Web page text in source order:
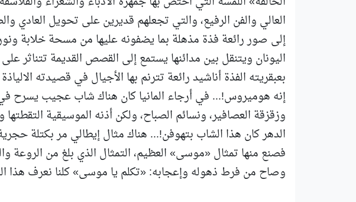
العالي والفن الرفيع، والتي تجعلهم قديرين على تحويل العادي
إلى صور رائعة فذة مذهلة بما يضفونه عليها من مسحة خلابة
اليونان ويتنقل بين مدائنها يستمع إلى القصص القديمة تتناثر
بعبقريته الفذة أناشيد رائعة تترنم بها الأجيال في قصيدته
إنه هوميروس!... في أرجاء المانيا كان هناك شاب عجيب يسرح في
وزقزقة العصافير، ونسائم الصباح، ولكن أذنه الموسيقية
الدهر كان هذا الشاب بتهوفن!... هناك مثال إيطالي مر بكتلة
فصنع منها تمثال «موسى» العظيم، التمثال الذي بلغ من الروعة
وصاح من فرط ذهوله وإعجابه: «تكلم يا موسى» كلنا نعرف هذا